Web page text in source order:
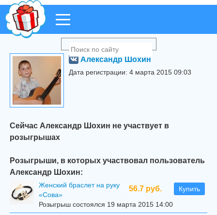
Александр Шохин
Дата регистрации: 4 марта 2015 09:03
Сейчас Александр Шохин не участвует в
розыгрышах
Розыгрыши, в которых участвовал пользователь
Александр Шохин:
56.7 руб. Купить
Женский браслет на руку
«Сова»
Розыгрыш состоялся 19 марта 2015 14:00